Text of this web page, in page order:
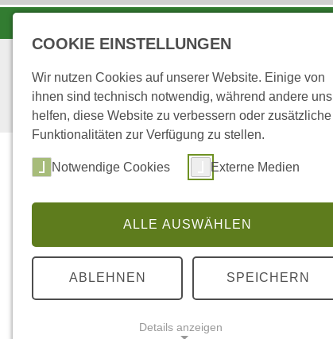
Start Über uns
STARTSEITE ... OZON
Ozon
COOKIE EINSTELLUNGEN
Wir nutzen Cookies auf unserer Website. Einige von
ihnen sind technisch notwendig, während andere uns
helfen, diese Website zu verbessern oder zusätzliche
Funktionalitäten zur Verfügung zu stellen.
Notwendige Cookies Externe Medien
ALLE AUSWÄHLEN
ABLEHNEN SPEICHERN
Details anzeigen